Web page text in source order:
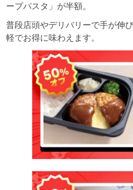
ープパスタ」が半額。
普段店頭やデリバリーで手が伸
軽でお得に味わえます。